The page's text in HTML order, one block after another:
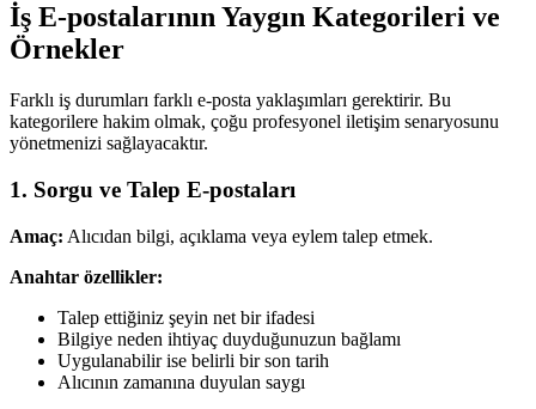
İş E-postalarının Yaygın Kategorileri ve
Örnekler
Farklı iş durumları farklı e-posta yaklaşımları gerektirir. Bu
kategorilere hakim olmak, çoğu profesyonel iletişim senaryosunu
yönetmenizi sağlayacaktır.
1. Sorgu ve Talep E-postaları
Amaç: Alıcıdan bilgi, açıklama veya eylem talep etmek.
Anahtar özellikler:
Talep ettiğiniz şeyin net bir ifadesi
Bilgiye neden ihtiyaç duyduğunuzun bağlamı
Uygulanabilir ise belirli bir son tarih
Alıcının zamanına duyulan saygı